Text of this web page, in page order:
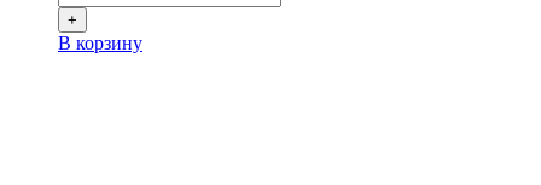
+
В корзину